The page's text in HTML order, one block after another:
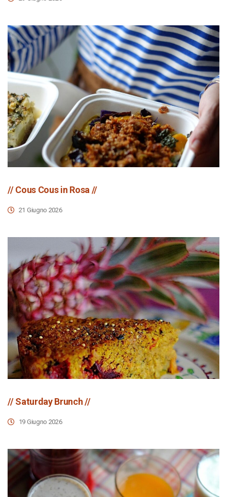
// Cous Cous in Rosa //
21 Giugno 2026
// Saturday Brunch //
19 Giugno 2026